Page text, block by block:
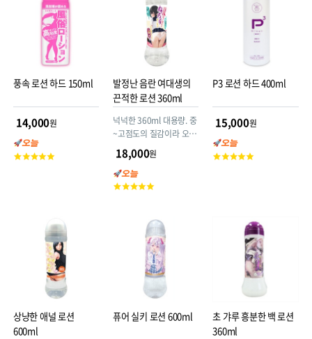
풍속 로션 하드 150ml
14,000원
고
발정난 음란 여대생의
끈적한 로션 360ml
넉넉한 360ml 대용량. 중
~고점도의 질감이라 오나
홀은 물론, 다양한 어덜트
굿즈에도 찰떡같이 잘 어
울립니다.
18,000원
고
P3 로션 하드 400ml
15,000원
고
상냥한 애널 로션
600ml
퓨어 실키 로션 600ml
초 갸루 흥분한 백 로션
360ml